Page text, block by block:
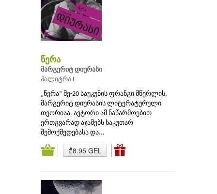
წერა
მარგერიტ დიურასი
პალიტრა L
„წერა“ მე-20 საუკუნის ფრანგი მწერლის,
მარგერიტ დიურასის ლიტერატურული
თეორიაა. ავტორი ამ ნაწარმოებით
ერთგვარად აჯამებს საკუთარ
შემოქმედებასა და...
₾8.95 GEL